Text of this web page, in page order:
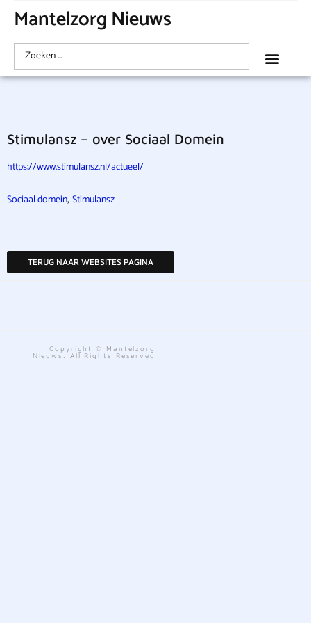
Mantelzorg Nieuws
Stimulansz – over Sociaal Domein
https://www.stimulansz.nl/actueel/
Sociaal domein, Stimulansz
TERUG NAAR WEBSITES PAGINA
Copyright © Mantelzorg
Nieuws. All Rights Reserved